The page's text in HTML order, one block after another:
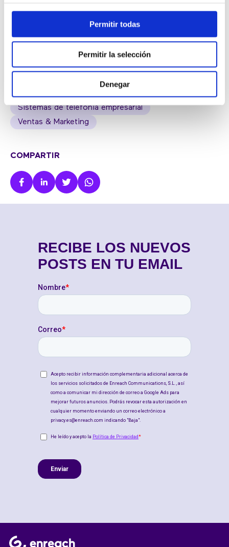
Permitir todas
Permitir la selección
Denegar
BLOG
Sistemas de telefonía empresarial
Ventas & Marketing
COMPARTIR